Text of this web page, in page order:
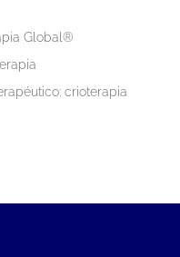
Global®
crioterapia